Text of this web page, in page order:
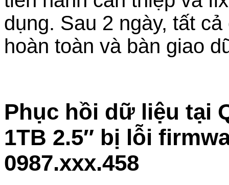
dụng. Sau 2 ngày, tất
hoàn toàn và bàn giao
Phục hồi dữ liệu tại
1TB 2.5″ bị lỗi
0987.xxx.458